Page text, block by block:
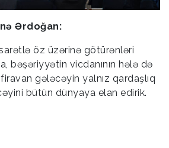
Ərdoğan:
öz üzərinə götürənləri
bəşəriyyətin vicdanının hələ də
gələcəyin yalnız qardaşlıq
bütün dünyaya elan edirik.